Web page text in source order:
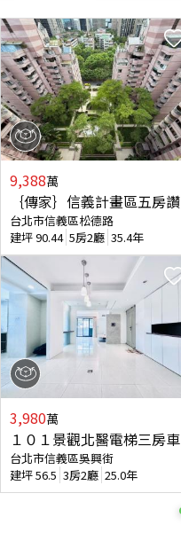
9,388萬
｛傳家｝信義計畫區五房讚
台北市信義區松德路
建坪90.44 5房2廳 35.4年
3,980萬
１０１景觀北醫電梯三房車
台北市信義區吳興街
建坪56.5 3房2廳 25.0年